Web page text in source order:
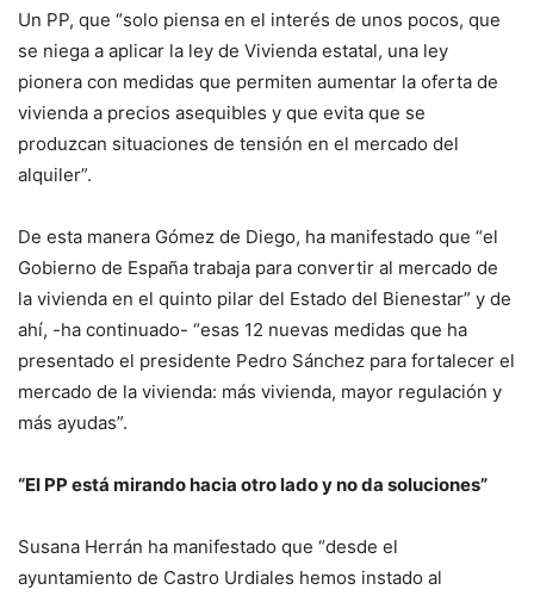
Un PP, que “solo piensa en el interés de unos pocos, que
se niega a aplicar la ley de Vivienda estatal, una ley
pionera con medidas que permiten aumentar la oferta de
vivienda a precios asequibles y que evita que se
produzcan situaciones de tensión en el mercado del
alquiler”.
De esta manera Gómez de Diego, ha manifestado que “el
Gobierno de España trabaja para convertir al mercado de
la vivienda en el quinto pilar del Estado del Bienestar” y de
ahí, -ha continuado- “esas 12 nuevas medidas que ha
presentado el presidente Pedro Sánchez para fortalecer el
mercado de la vivienda: más vivienda, mayor regulación y
más ayudas”.
“El PP está mirando hacia otro lado y no da soluciones”
Susana Herrán ha manifestado que “desde el
ayuntamiento de Castro Urdiales hemos instado al